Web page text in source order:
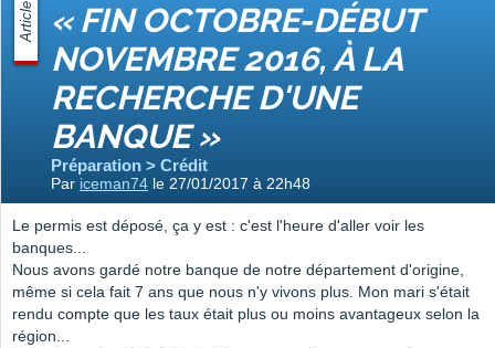
Article « FIN OCTOBRE-DÉBUT
NOVEMBRE 2016, À LA
RECHERCHE D'UNE
BANQUE »
Préparation > Crédit
Par iceman74 le 27/01/2017 à 22h48
Le permis est déposé, ça y est : c'est l'heure d'aller voir les
banques...
Nous avons gardé notre banque de notre département d'origine,
même si cela fait 7 ans que nous n'y vivons plus. Mon mari s'était
rendu compte que les taux était plus ou moins avantageux selon la
région...